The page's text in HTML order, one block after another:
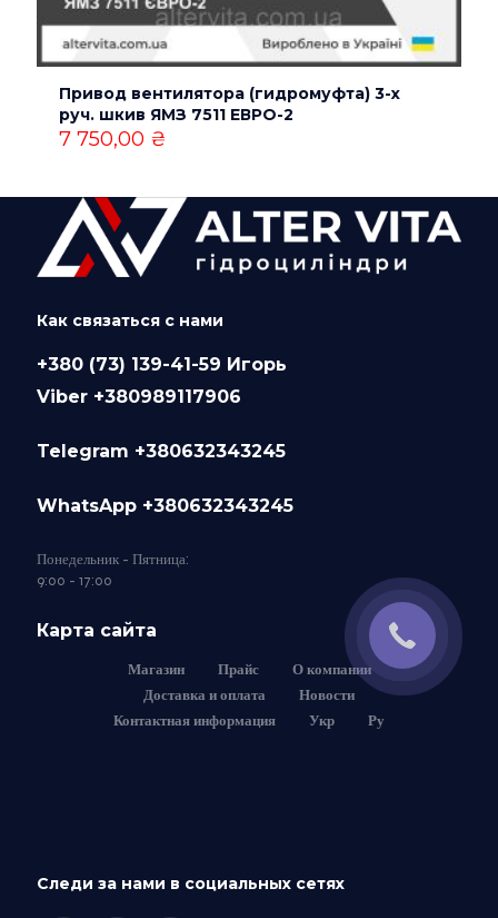
Привод вентилятора (гидромуфта) 3-х
руч. шкив ЯМЗ 7511 ЕВРО-2
7 750,00 ₴
Как связаться с нами
+380 (73) 139-41-59 Игорь
Viber +380989117906
Telegram +380632343245
WhatsApp +380632343245
Понедельник - Пятница:
9:00 - 17:00
Карта сайта
Магазин Прайс
О компании
Доставка и оплата
Новости
Контактная информация
Укр Ру
Следи за нами в социальных сетях